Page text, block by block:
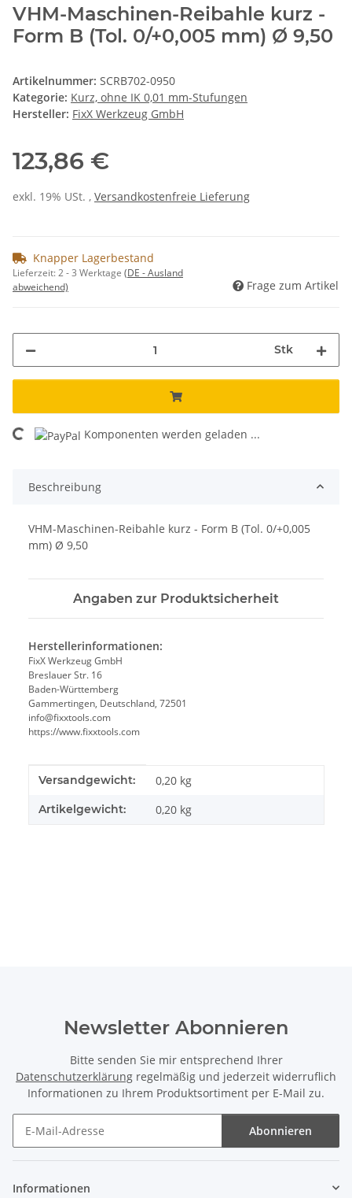
VHM-Maschinen-Reibahle kurz -
Form B (Tol. 0/+0,005 mm) Ø 9,50
Artikelnummer: SCRB702-0950
Kategorie: Kurz, ohne IK 0,01 mm-Stufungen
Hersteller: FixX Werkzeug GmbH
123,86 €
exkl. 19% USt. , Versandkostenfreie Lieferung
Knapper Lagerbestand
Lieferzeit:2 - 3 Werktage (DE - Ausland
abweichend)
Frage zum Artikel
Stk
Loading... Komponenten werden geladen ...
Beschreibung
VHM-Maschinen-Reibahle kurz - Form B (Tol. 0/+0,005
mm) Ø 9,50
Angaben zur Produktsicherheit
Herstellerinformationen:
FixX Werkzeug GmbH
Breslauer Str. 16
Baden-Württemberg
Gammertingen, Deutschland, 72501
info@fixxtools.com
https://www.fixxtools.com
Produkteigenschaft
Wert
Versandgewicht: 0,20 kg
Artikelgewicht: 0,20 kg
Newsletter Abonnieren
Bitte senden Sie mir entsprechend Ihrer
Datenschutzerklärung regelmäßig und jederzeit widerruflich
Informationen zu Ihrem Produktsortiment per E-Mail zu.
Abonnieren
Informationen